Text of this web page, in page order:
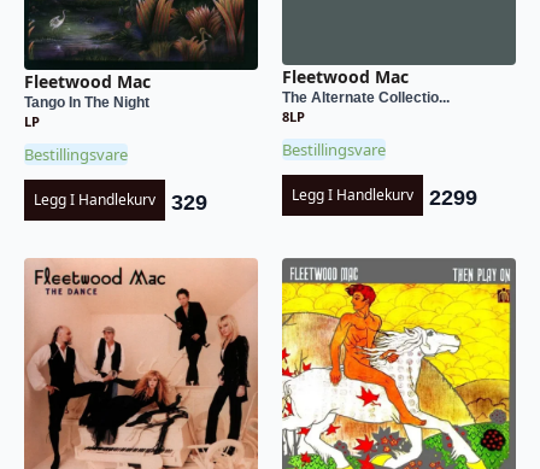
Fleetwood Mac
Tango In The Night
LP
Bestillingsvare
Legg I Handlekurv 329
Fleetwood Mac
The Alternate Collectio...
8LP
Bestillingsvare
Legg I Handlekurv 2299